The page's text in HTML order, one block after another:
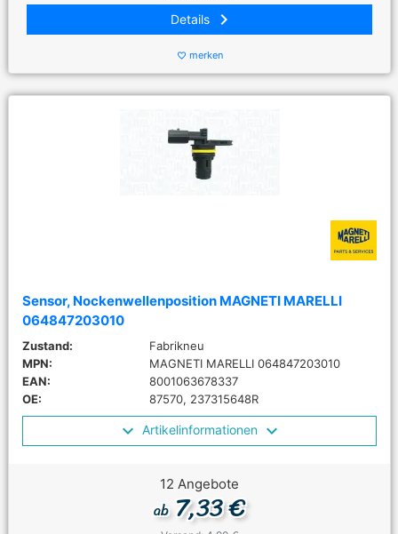
Details keyboard_arrow_right
favorite_border merken
Sensor, Nockenwellenposition MAGNETI MARELLI
064847203010
Zustand:
Fabrikneu
MPN:
MAGNETI MARELLI 064847203010
EAN:
8001063678337
OE:
87570, 237315648R
Artikelinformationen
12 Angebote
ab7,33 €